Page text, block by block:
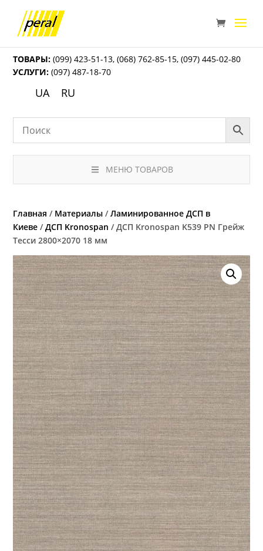
ТОВАРЫ: (099) 423-51-13,(068) 762-85-15,(097) 445-02-80
УСЛУГИ: (097) 487-18-70
UA RU
МЕНЮ ТОВАРОВ
Главная / Материалы /Ламинированное ДСП в
Киеве /ДСП Kronospan / ДСП Kronospan K539 PN Грейж
Тесси 2800×2070 18 мм